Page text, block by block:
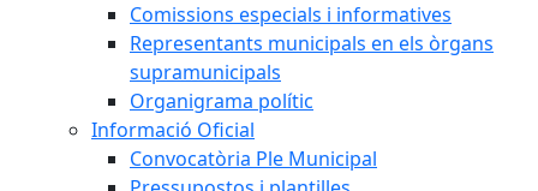
Comissions especials i informatives
Representants municipals en els òrgans
supramunicipals
Organigrama polític
Informació Oficial
Convocatòria Ple Municipal